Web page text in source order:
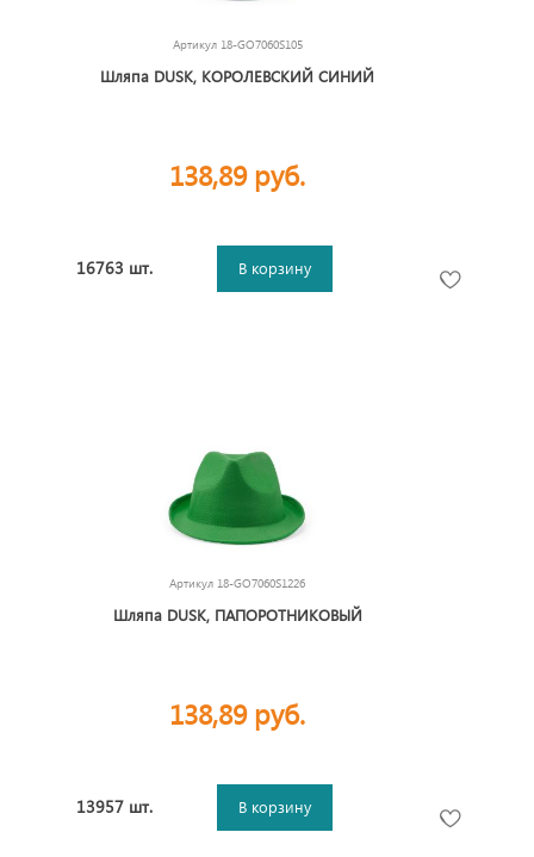
Артикул 18-GO7060S105
Шляпа DUSK, КОРОЛЕВСКИЙ СИНИЙ
138,89 руб.
16763 шт. В корзину
Артикул 18-GO7060S1226
Шляпа DUSK, ПАПОРОТНИКОВЫЙ
138,89 руб.
13957 шт. В корзину